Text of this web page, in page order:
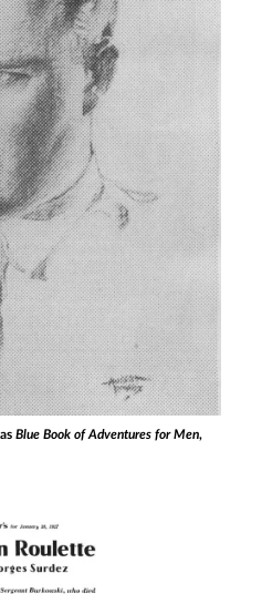
Blue Book of Adventures for Men,